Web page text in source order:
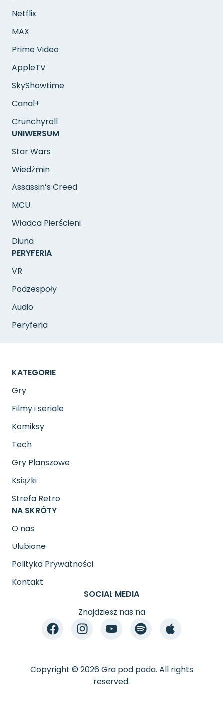
Netflix
MAX
Prime Video
AppleTV
SkyShowtime
Canal+
Crunchyroll
UNIWERSUM
Star Wars
Wiedźmin
Assassin’s Creed
MCU
Władca Pierścieni
Diuna
PERYFERIA
VR
Podzespoły
Audio
Peryferia
KATEGORIE
Gry
Filmy i seriale
Komiksy
Tech
Gry Planszowe
Książki
Strefa Retro
NA SKRÓTY
O nas
Ulubione
Polityka Prywatności
Kontakt
SOCIAL MEDIA
Znajdziesz nas na
Copyright © 2026 Gra pod pada. All rights
reserved.